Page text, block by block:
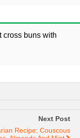
cross buns with
Next Post
Recipe: Couscous